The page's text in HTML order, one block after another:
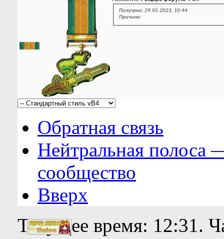
Получено: 29.05.2023, 10:44
Причина:
Обратная связь
Нейтральная полоса
сообщество
Вверх
Текущее время: 12:31.